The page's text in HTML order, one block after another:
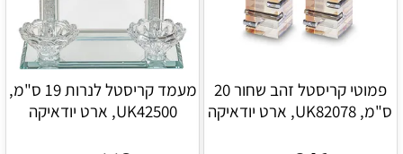
פמוטי קריסטל זהב שחור 20
ס"מ, UK82078, ארט יודאיקה
מעמד קריסטל לנרות 19 ס"מ,
UK42500, ארט יודאיקה